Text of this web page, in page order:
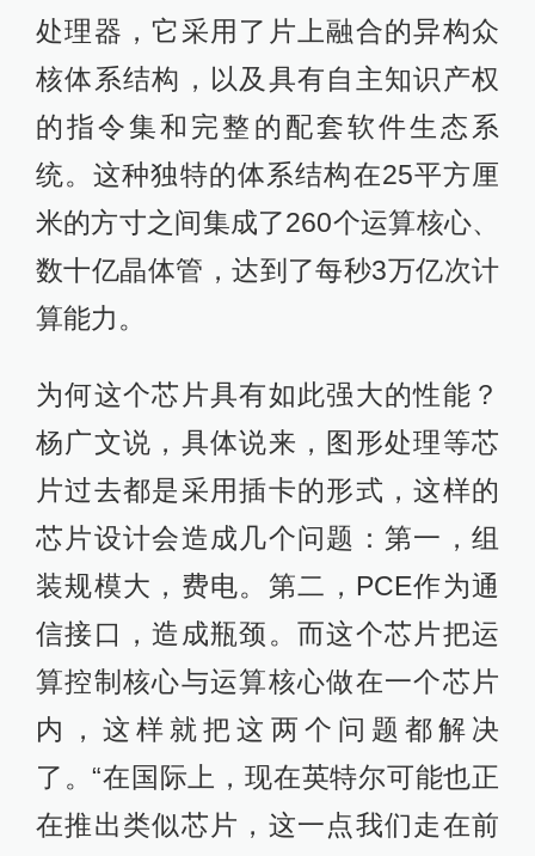
处理器，它采用了片上融合的异构众
核体系结构，以及具有自主知识产权
的指令集和完整的配套软件生态系
统。这种独特的体系结构在25平方厘
米的方寸之间集成了260个运算核心、
数十亿晶体管，达到了每秒3万亿次计
算能力。
为何这个芯片具有如此强大的性能？
杨广文说，具体说来，图形处理等芯
片过去都是采用插卡的形式，这样的
芯片设计会造成几个问题：第一，组
装规模大，费电。第二，PCE作为通
信接口，造成瓶颈。而这个芯片把运
算控制核心与运算核心做在一个芯片
内，这样就把这两个问题都解决
了。“在国际上，现在英特尔可能也正
在推出类似芯片，这一点我们走在前